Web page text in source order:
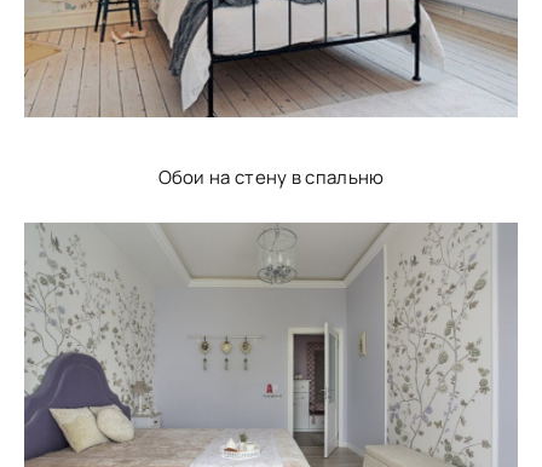
Обои на стену в спальню